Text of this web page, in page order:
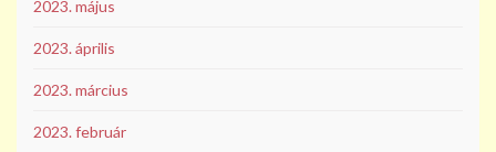
2023. május
2023. április
2023. március
2023. február